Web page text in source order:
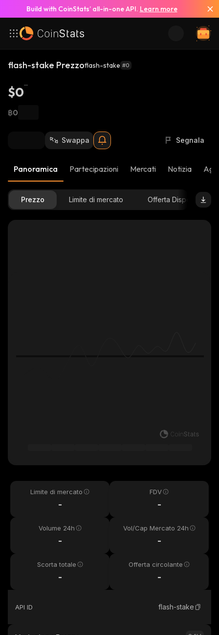
Build with CoinStats’ all-in-one API. Learn more
flash-stake Prezzoflash-stake #0
$0
฿0
Swappa Segnala
Panoramica Partecipazioni Mercati Notizia
Prezzo Limite di mercato Offerta Disponibile
Limite di mercato
-
FDV
-
Volume 24h
-
Vol/Cap Mercato 24h
-
Scorta totale
-
Offerta circolante
-
API ID flash-stake